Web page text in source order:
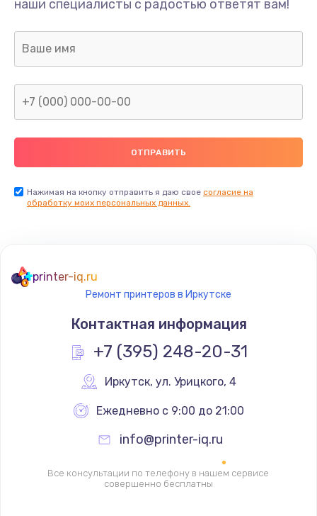
наши специалисты с радостью ответят вам!
Нажимая на кнопку отправить я даю свое согласие на
обработку моих персональных данных.
printer-iq.ru
Ремонт принтеров в Иркутске
Контактная информация
+7 (395) 248-20-31
Иркутск, ул. Урицкого, 4
Ежедневно с 9:00 до 21:00
info@printer-iq.ru
Все консультации по телефону в нашем сервисе
совершенно бесплатны